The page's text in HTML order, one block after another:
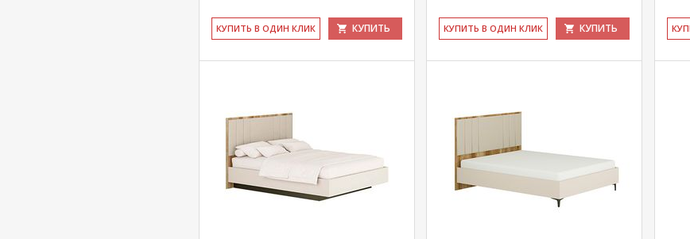
КУ­ПИТЬ В ОДИН КЛИК КУПИТЬ КУ­ПИТЬ В ОДИН КЛИК КУПИТЬ